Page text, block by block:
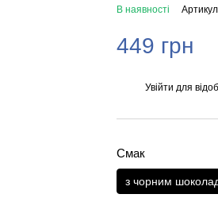
В наявності
449 грн
Увійти для
Смак
з чорним